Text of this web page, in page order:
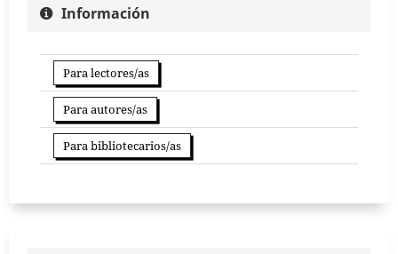
Información
Para lectores/as
Para autores/as
Para bibliotecarios/as